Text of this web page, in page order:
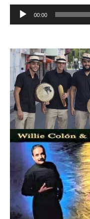
Reproductor
00:00